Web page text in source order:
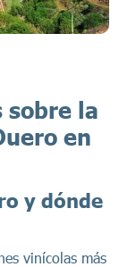
sobre la
en
y dónde
vinícolas más